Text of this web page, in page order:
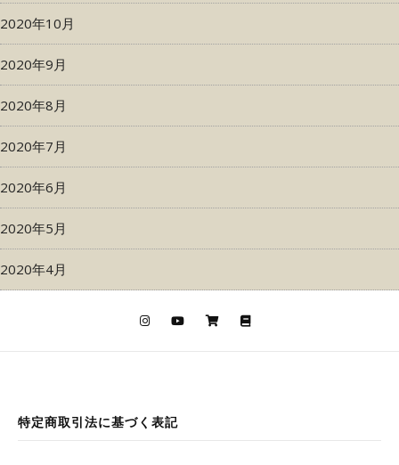
2020年10月
2020年9月
2020年8月
2020年7月
2020年6月
2020年5月
2020年4月
特定商取引法に基づく表記